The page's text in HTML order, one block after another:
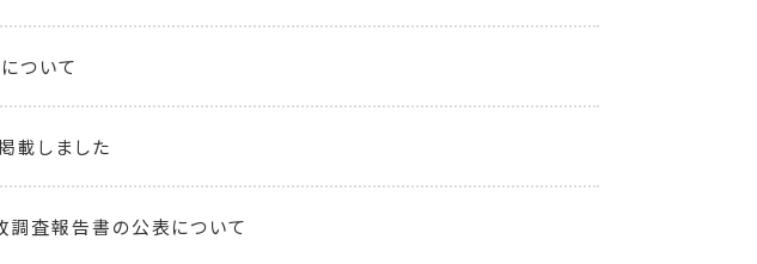
ついて
載しました
査報告書の公表について